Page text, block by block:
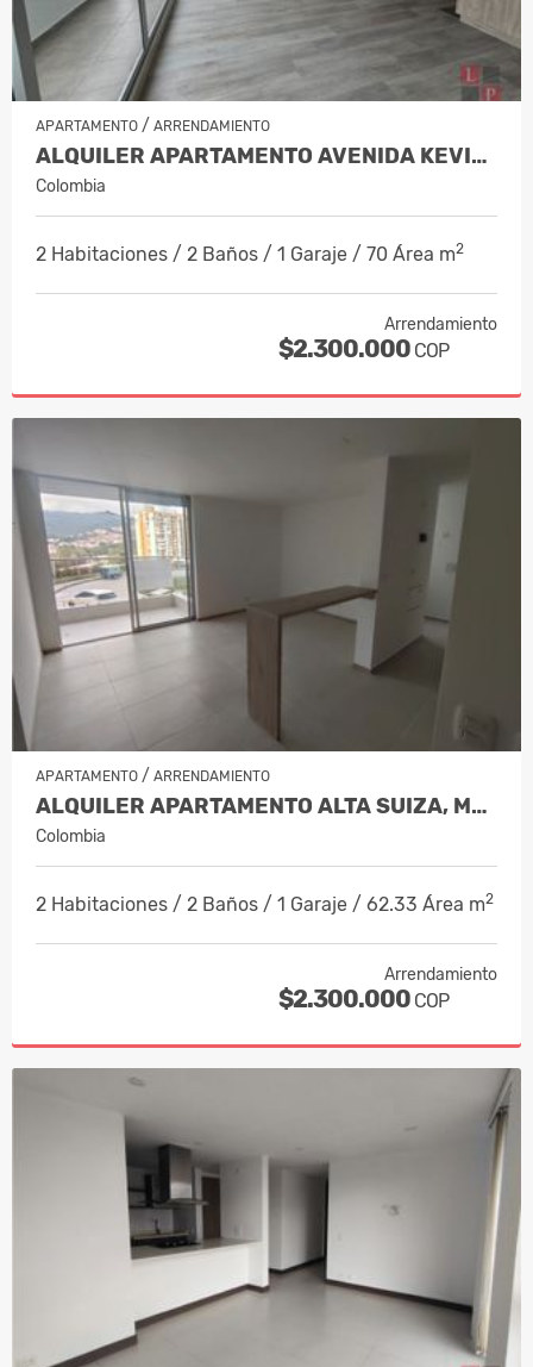
APARTAMENTO / ARRENDAMIENTO
ALQUILER APARTAMENTO AVENIDA KEVIN,…
Colombia
2 Habitaciones / 2 Baños / 1 Garaje / 70 Área m2
Arrendamiento
$2.300.000 COP
APARTAMENTO / ARRENDAMIENTO
ALQUILER APARTAMENTO ALTA SUIZA, MANI…
Colombia
2 Habitaciones / 2 Baños / 1 Garaje / 62.33 Área m2
Arrendamiento
$2.300.000 COP